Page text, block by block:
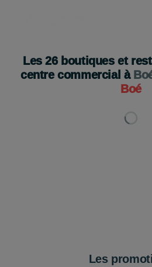
Les26boutiques et
centre commercial à
Boé
Les